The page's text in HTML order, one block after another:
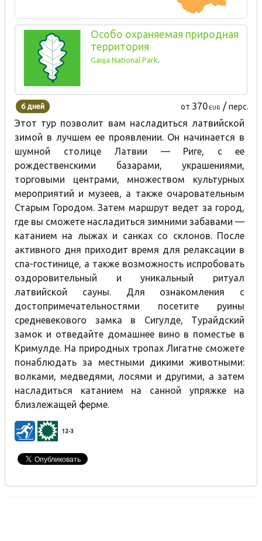
Особо охраняемая природная
территория
Gauja National Park.
от 370 EUR /перс.
6 дней
Этот тур позволит вам насладиться латвийской
зимой в лучшем ее проявлении. Он начинается в
шумной столице Латвии — Риге, с ее
рождественскими базарами, украшениями,
торговыми центрами, множеством культурных
мероприятий и музеев, а также очаровательным
Старым Городом. Затем маршрут ведет за город,
где вы сможете насладиться зимними забавами —
катанием на лыжах и санках со склонов. После
активного дня приходит время для релаксации в
спа-гостинице, а также возможность испробовать
оздоровительный и уникальный ритуал
латвийской сауны. Для ознакомления с
достопримечательностями посетите руины
средневекового замка в Сигулде, Турайдский
замок и отведайте домашнее вино в поместье в
Кримулде. На природных тропах Лигатне сможете
понаблюдать за местными дикими животными:
волками, медведями, лосями и другими, а затем
насладиться катанием на санной упряжке на
близлежащей ферме.
12-3